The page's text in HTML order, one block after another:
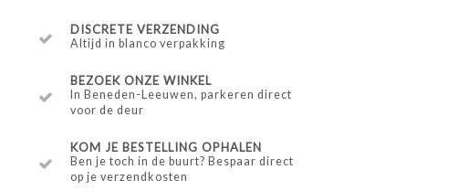
DISCRETE VERZENDING
Altijd in blanco verpakking
BEZOEK ONZE WINKEL
In Beneden-Leeuwen, parkeren direct
voor de deur
KOM JE BESTELLING OPHALEN
Ben je toch in de buurt? Bespaar direct
op je verzendkosten